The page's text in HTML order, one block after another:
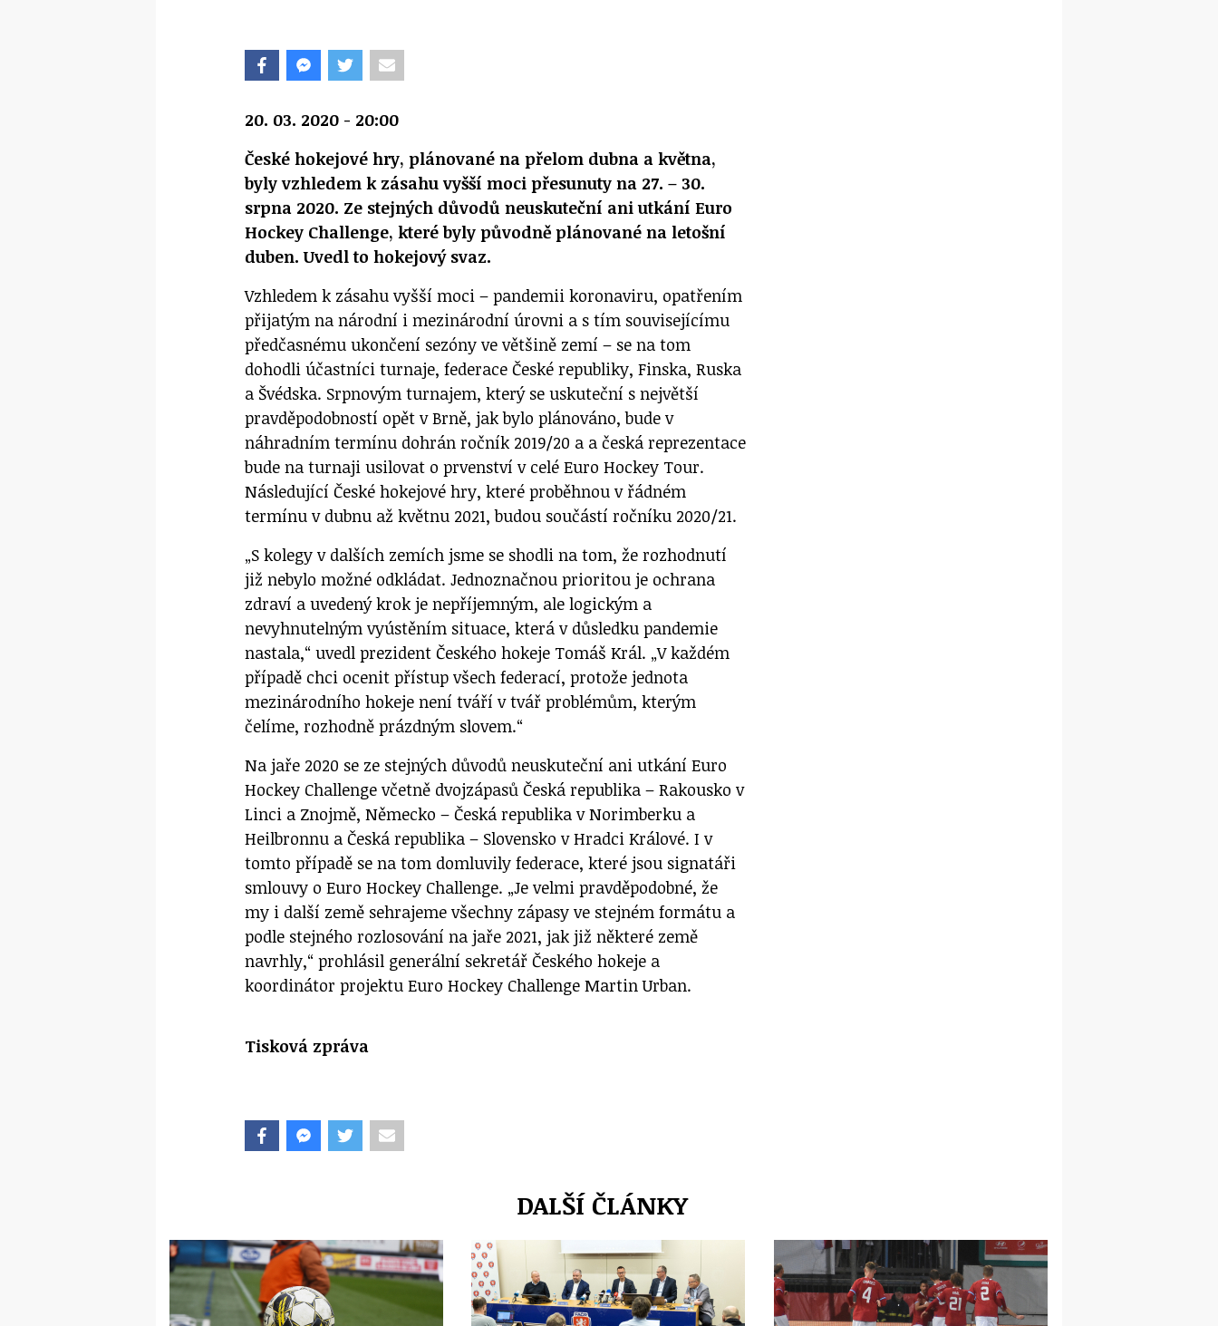
20. 03. 2020 - 20:00
České hokejové hry, plánované na přelom dubna a května,
byly vzhledem k zásahu vyšší moci přesunuty na 27. – 30.
srpna 2020. Ze stejných důvodů neuskuteční ani utkání Euro
Hockey Challenge, které byly původně plánované na letošní
duben. Uvedl to hokejový svaz.
Vzhledem k zásahu vyšší moci – pandemii koronaviru, opatřením
přijatým na národní i mezinárodní úrovni a s tím souvisejícímu
předčasnému ukončení sezóny ve většině zemí – se na tom
dohodli účastníci turnaje, federace České republiky, Finska, Ruska
a Švédska. Srpnovým turnajem, který se uskuteční s největší
pravděpodobností opět v Brně, jak bylo plánováno, bude v
náhradním termínu dohrán ročník 2019/20 a a česká reprezentace
bude na turnaji usilovat o prvenství v celé Euro Hockey Tour.
Následující České hokejové hry, které proběhnou v řádném
termínu v dubnu až květnu 2021, budou součástí ročníku 2020/21.
„S kolegy v dalších zemích jsme se shodli na tom, že rozhodnutí
již nebylo možné odkládat. Jednoznačnou prioritou je ochrana
zdraví a uvedený krok je nepříjemným, ale logickým a
nevyhnutelným vyústěním situace, která v důsledku pandemie
nastala,“ uvedl prezident Českého hokeje Tomáš Král. „V každém
případě chci ocenit přístup všech federací, protože jednota
mezinárodního hokeje není tváří v tvář problémům, kterým
čelíme, rozhodně prázdným slovem.“
Na jaře 2020 se ze stejných důvodů neuskuteční ani utkání Euro
Hockey Challenge včetně dvojzápasů Česká republika – Rakousko v
Linci a Znojmě, Německo – Česká republika v Norimberku a
Heilbronnu a Česká republika – Slovensko v Hradci Králové. I v
tomto případě se na tom domluvily federace, které jsou signatáři
smlouvy o Euro Hockey Challenge. „Je velmi pravděpodobné, že
my i další země sehrajeme všechny zápasy ve stejném formátu a
podle stejného rozlosování na jaře 2021, jak již některé země
navrhly,“ prohlásil generální sekretář Českého hokeje a
koordinátor projektu Euro Hockey Challenge Martin Urban.
Tisková zpráva
DALŠÍ ČLÁNKY